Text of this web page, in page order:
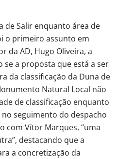
de Salir enquanto área de
o primeiro assunto em
da AD, Hugo Oliveira, a
se a proposta que está a ser
da classificação da Duna de
Natural Local não
de classificação enquanto
seguimento do despacho
com Vítor Marques, “uma
destacando que a
a concretização da